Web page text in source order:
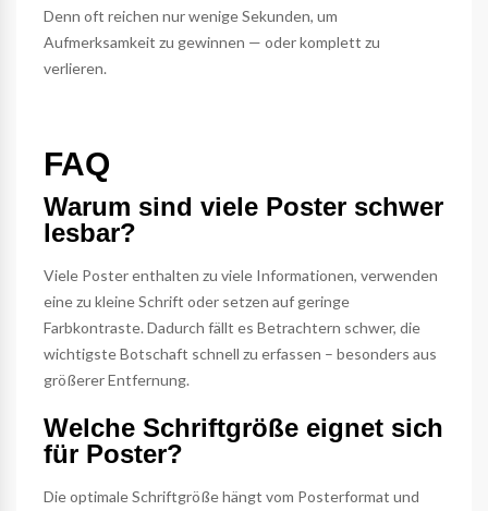
Denn oft reichen nur wenige Sekunden, um
Aufmerksamkeit zu gewinnen — oder komplett zu
verlieren.
FAQ
Warum sind viele Poster schwer
lesbar?
Viele Poster enthalten zu viele Informationen, verwenden
eine zu kleine Schrift oder setzen auf geringe
Farbkontraste. Dadurch fällt es Betrachtern schwer, die
wichtigste Botschaft schnell zu erfassen – besonders aus
größerer Entfernung.
Welche Schriftgröße eignet sich
für Poster?
Die optimale Schriftgröße hängt vom Posterformat und